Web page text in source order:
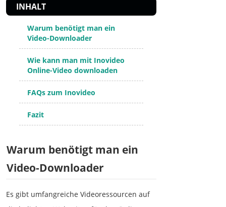
INHALT
Warum benötigt man ein
Video-Downloader
Wie kann man mit Inovideo
Online-Video downloaden
FAQs zum Inovideo
Fazit
Warum benötigt man ein
Video-Downloader
Es gibt umfangreiche Videoressourcen auf